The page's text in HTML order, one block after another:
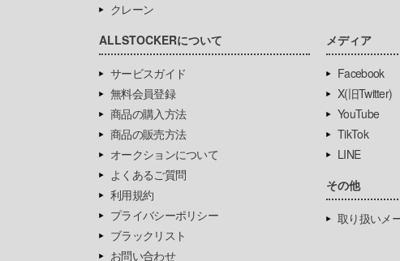
クレーン
ALLSTOCKERについて
サービスガイド
無料会員登録
商品の購入方法
商品の販売方法
オークションについて
よくあるご質問
利用規約
プライバシーポリシー
ブラックリスト
お問い合わせ
メディア
Facebook
X(旧Twitter)
YouTube
TikTok
LINE
その他
取り扱いメ